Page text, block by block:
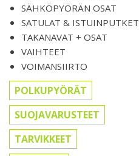
SÄHKÖPYÖRÄN OSAT
SATULAT & ISTUINPUTKET
TAKANAVAT + OSAT
VAIHTEET
VOIMANSIIRTO
POLKUPYÖRÄT
SUOJAVARUSTEET
TARVIKKEET